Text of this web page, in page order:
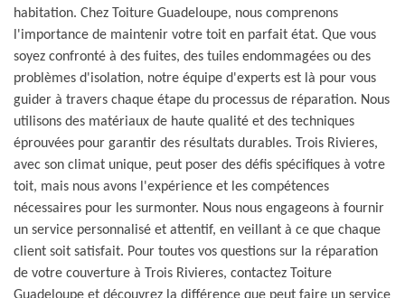
habitation. Chez Toiture Guadeloupe, nous comprenons
l'importance de maintenir votre toit en parfait état. Que vous
soyez confronté à des fuites, des tuiles endommagées ou des
problèmes d'isolation, notre équipe d'experts est là pour vous
guider à travers chaque étape du processus de réparation. Nous
utilisons des matériaux de haute qualité et des techniques
éprouvées pour garantir des résultats durables. Trois Rivieres,
avec son climat unique, peut poser des défis spécifiques à votre
toit, mais nous avons l'expérience et les compétences
nécessaires pour les surmonter. Nous nous engageons à fournir
un service personnalisé et attentif, en veillant à ce que chaque
client soit satisfait. Pour toutes vos questions sur la réparation
de votre couverture à Trois Rivieres, contactez Toiture
Guadeloupe et découvrez la différence que peut faire un service